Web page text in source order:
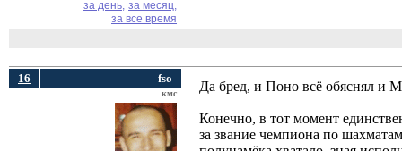
за день, за месяц,
за все время
16 fso
кмс Да бред, и Поно всё обяснял и
Конечно, в тот момент
за звание чемпиона по